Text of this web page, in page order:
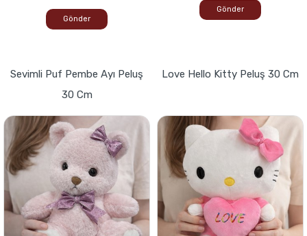
Gönder
Gönder
Sevimli Puf Pembe Ayı Peluş
30 Cm
Love Hello Kitty Peluş 30 Cm